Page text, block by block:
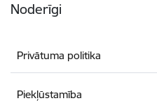
Noderīgi
Privātuma politika
Piekļūstamība